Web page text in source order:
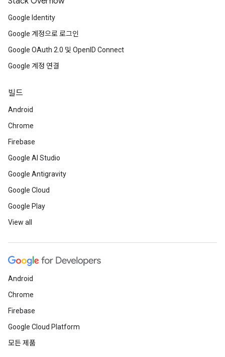
Google Identity
Google 계정으로 로그인
Google OAuth 2.0 및 OpenID Connect
Google 계정 연결
빌드
Android
Chrome
Firebase
Google AI Studio
Google Antigravity
Google Cloud
Google Play
View all
Android
Chrome
Firebase
Google Cloud Platform
모든 제품